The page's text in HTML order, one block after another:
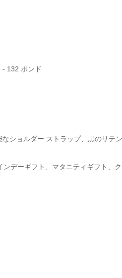
132 ポンド
ショルダー ストラップ、黒のサテ
デーギフト、マタニティギフト、